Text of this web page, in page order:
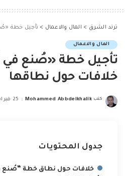
ترند الشرق > المال والاعمال > تأجيل خطة
المال والاعمال
تأجيل خطة «صُنع في
خلافات حول نطاقها
Posted
كتب Mohammed Abbdelkhalik 25 فبراير، 2026
جدول المحتويات
خلافات حول نطاق خطة “صُنع